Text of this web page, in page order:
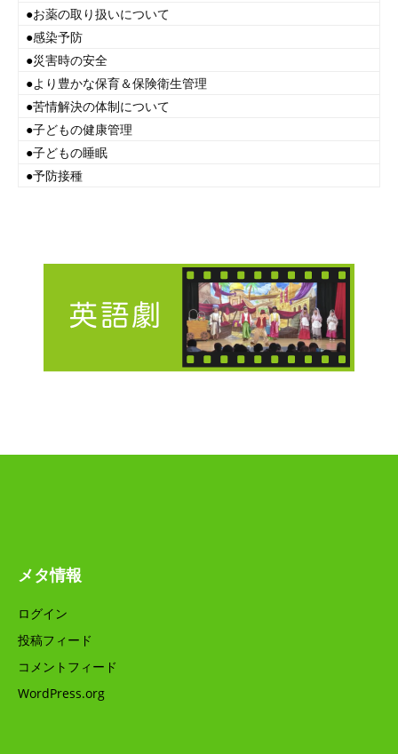
●お薬の取り扱いについて
●感染予防
●災害時の安全
●より豊かな保育＆保険衛生管理
●苦情解決の体制について
●子どもの健康管理
●子どもの睡眠
●予防接種
メタ情報
ログイン
投稿フィード
コメントフィード
WordPress.org